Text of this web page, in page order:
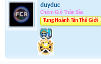
duyduc
Chém Gió Thần Sầu
Tung Hoành Tân Thế Giới